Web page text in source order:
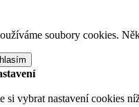
soubory cookies.
si vybrat nastavení cookies